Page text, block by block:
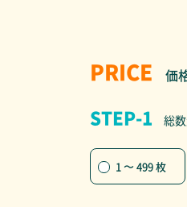
PRICE 価
STEP-1 総
1 〜 499 枚